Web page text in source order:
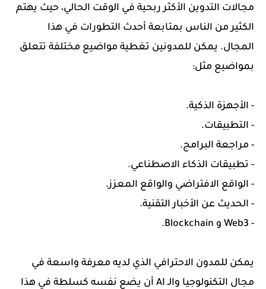
مجالات التدوين الأكثر ربحية في الوقت الحالي، حيث يهتم
الكثير من الناس بمتابعة أحدث التطورات في هذا
المجال. يمكن للمدونين تغطية مواضيع مختلفة تتعلق
بمواضيع مثل:
- الأجهزة الذكية.
- التطبيقات.
- مراجعة البرامج.
- تطبيقات الذكاء الاصطناعي.
- الواقع الافتراضي والواقع المعزز.
- الحديث عن الأخبار التقنية.
- Web3 و Blockchain.
يمكن للمدون الاحترافي الذي لديه معرفة واسعة في
مجال التكنولوجيا والـ AI أن يضع نفسه كسلطة في هذا